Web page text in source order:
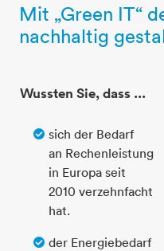
Mit „Green IT“
nachhaltig
Wussten Sie, dass ...
sich der Bedarf
an Rechenleistung
in Europa seit
2010 verzehnfacht
hat.
der Energiebedarf